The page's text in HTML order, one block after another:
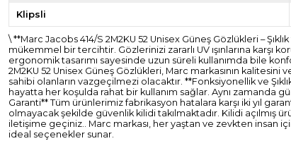
Klipsli
\ **Marc Jacobs 414/S 2M2KU 52 Unisex Güneş Gözlükleri –
mükemmel bir tercihtir. Gözlerinizi zararlı UV ışınlarına karşı
ergonomik tasarımı sayesinde uzun süreli kullanımda bile
2M2KU 52 Unisex Güneş Gözlükleri, Marc markasının
sahibi olanların vazgeçilmezi olacaktır. **Fonksiyonellik ve
hayatta her koşulda rahat bir kullanım sağlar. Aynı zamanda
Garanti** Tüm ürünlerimiz fabrikasyon hatalara karşı iki yıl
olmayacak şekilde güvenlik kilidi takılmaktadır. Kilidi açılmış
iletişime geçiniz.. Marc markası, her yaştan ve zevkten insan
ideal seçenekler sunar.